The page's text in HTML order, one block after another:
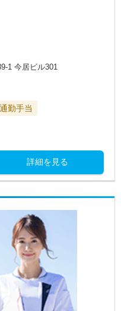
1 今居ビル301
通勤手当
詳細を見る